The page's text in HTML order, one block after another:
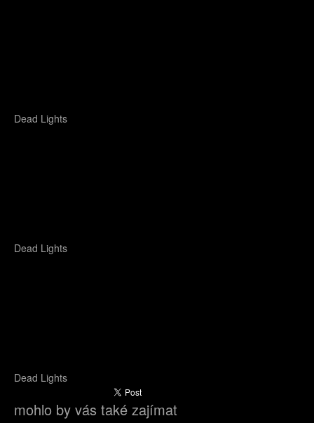
Dead Lights
Dead Lights
Dead Lights
mohlo by vás také zajímat